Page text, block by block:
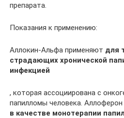
препарата.
Показания к применению:
Аллокин-Альфа применяют для
страдающих хронической
инфекцией
, которая ассоциирована с
папилломы человека.
в качестве монотерапии